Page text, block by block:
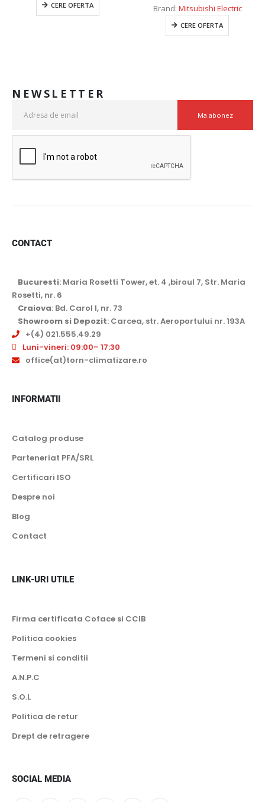
CERE OFERTA Brand: Mitsubishi Electric
CERE OFERTA
NEWSLETTER
CONTACT
Bucuresti: Maria Rosetti Tower, et. 4 ,biroul 7, Str. Maria
Rosetti, nr. 6
Craiova: Bd. Carol I, nr. 73
Showroom si Depozit: Carcea, str. Aeroportului nr. 193A
+(4) 021.555.49.29
Luni-vineri: 09:00– 17:30
office(at)torn-climatizare.ro
INFORMATII
Catalog produse
Parteneriat PFA/SRL
Certificari ISO
Despre noi
Blog
Contact
LINK-URI UTILE
Firma certificata Coface si CCIB
Politica cookies
Termeni si conditii
A.N.P.C
S.O.L
Politica de retur
Drept de retragere
SOCIAL MEDIA